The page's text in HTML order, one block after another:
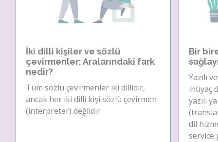
İki dilli kişiler ve sözlü
çevirmenler: Aralarındaki fark
nedir?
Tüm sözlü çevirmenler iki dillidir,
ancak her iki dilli kişi sözlü çevirmen
(interpreter) değildir.
Bir
Yazılı
ihtiyaç
yazılı
dil
service